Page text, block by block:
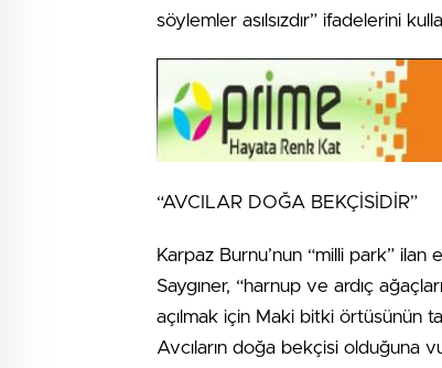
söylemler asılsızdır” ifadelerini
“AVCILAR DOĞA BEKÇİSİDİR”
Karpaz Burnu’nun “milli park” ilan
Saygıner, “harnup ve ardıç
açılmak için Maki bitki örtüsünün
Avcıların doğa bekçisi olduğuna